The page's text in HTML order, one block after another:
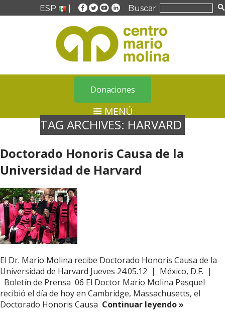
ESP Buscar:
Donaciones
MENÚ
TAG ARCHIVES: HARVARD
Doctorado Honoris Causa de la
Universidad de Harvard
El Dr. Mario Molina recibe Doctorado Honoris Causa de la
Universidad de Harvard Jueves 24.05.12 | México, D.F. |
Boletín de Prensa 06 El Doctor Mario Molina Pasquel
recibió el día de hoy en Cambridge, Massachusetts, el
Doctorado Honoris Causa Continuar leyendo »